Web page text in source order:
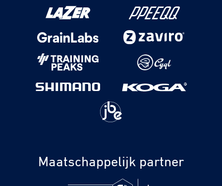
Maatschappelijk partner